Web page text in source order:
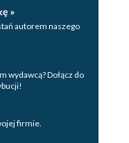
»
autorem naszego
wydawcą? Dołącz do
firmie.